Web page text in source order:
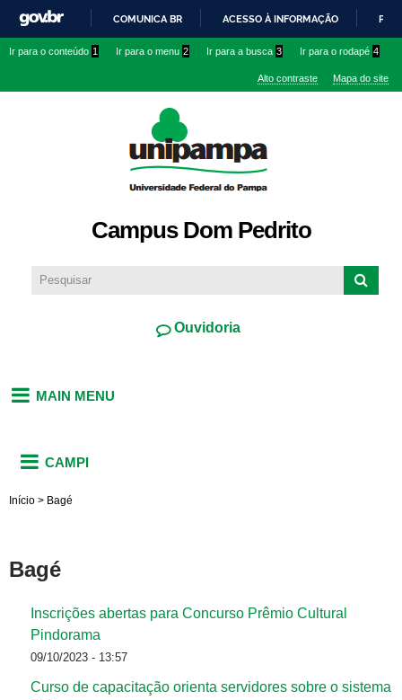
conteúdo
IR
O
COMUNICA BR ACESSO À INFORMAÇÃO
Ir para o conteúdo 1 Ir para o menu 2 Ir para a busca 3 Ir para o rodapé 4
Alto contraste Mapa do site
Campus Dom Pedrito
Ouvidoria
MAIN MENU
CAMPI
Início > Bagé
Bagé
Inscrições abertas para Concurso Prêmio Cultural
Pindorama
09/10/2023 - 13:57
Curso de capacitação orienta servidores sobre o sistema